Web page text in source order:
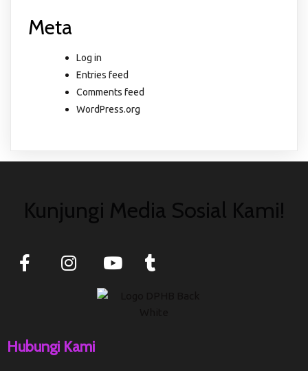
Meta
Log in
Entries feed
Comments feed
WordPress.org
Kunjungi Media Sosial Kami!
Hubungi Kami